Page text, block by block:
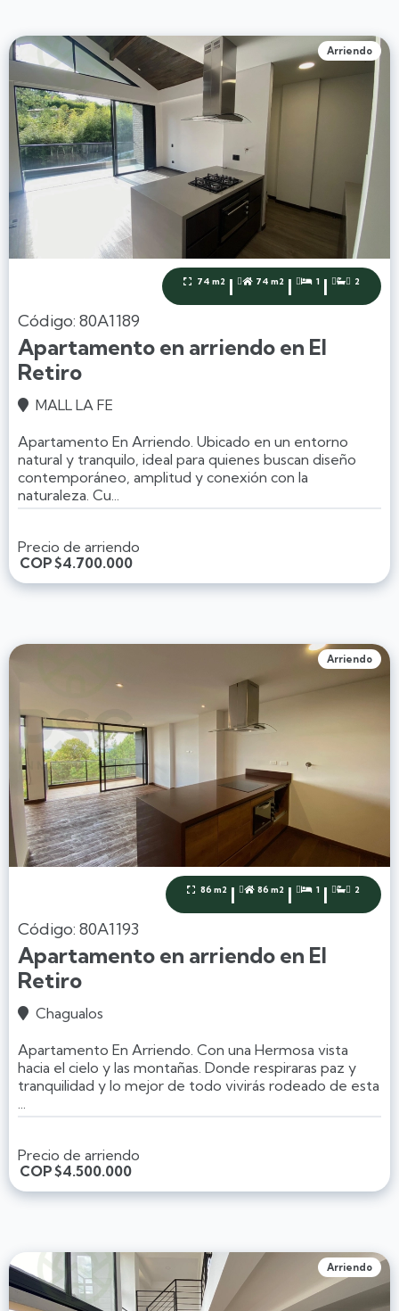
Arriendo
 74 m2 |  74 m2 |  1 |  2
Código: 80A1189
Apartamento en arriendo en El
Retiro
 MALL LA FE
Apartamento En Arriendo. Ubicado en un entorno
natural y tranquilo, ideal para quienes buscan diseño
contemporáneo, amplitud y conexión con la
naturaleza. Cu...
Precio de arriendo
COP$4.700.000
Arriendo
 86 m2 |  86 m2 |  1 |  2
Código: 80A1193
Apartamento en arriendo en El
Retiro
 Chagualos
Apartamento En Arriendo. Con una Hermosa vista
hacia el cielo y las montañas. Donde respiraras paz y
tranquilidad y lo mejor de todo vivirás rodeado de esta
...
Precio de arriendo
COP$4.500.000
Arriendo